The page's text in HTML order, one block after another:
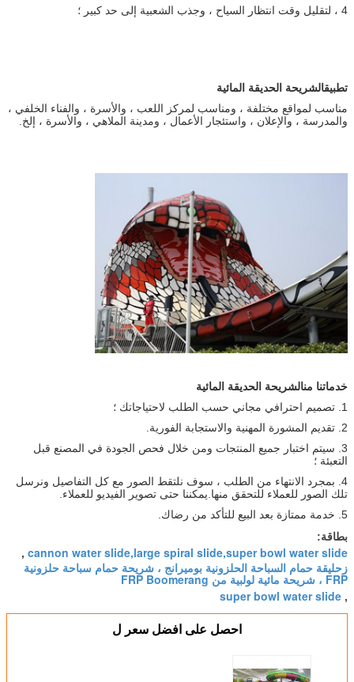
4 ، لتقليل وقت انتظار السياح ، وجذب الشعبية إلى حد كبير ؛
تطبيقالشريحة الحديقة المائية
مناسب لمواقع مختلفة ، ومناسب لمركز اللعب ، والأسرة ، والفناء الخلفي ،
والمدرسة ، والإعلان ، واستئجار الأعمال ، ومدينة الملاهي ، والأسرة ، إلخ.
خدماتنا منالشريحة الحديقة المائية
1. تصميم احترافي مجاني حسب الطلب لاحتياجاتك ؛
2. تقديم المشورة المهنية والاستجابة الفورية.
3. سيتم اختبار جميع المنتجات ومن خلال فحص الجودة في المصنع قبل
التعبئة ؛
4. بمجرد الانتهاء من الطلب ، سوف نلتقط الصور مع كل التفاصيل ونرسل
تلك الصور للعملاء للتحقق منها.يمكننا حتى تصوير الفيديو للعملاء.
5. خدمة ممتازة بعد البيع للتأكد من رضاك.
بطاقة:
cannon water slide,large spiral slide,super bowl water slide
,
زحليقة حمام السباحة الحلزونية بوميرانج ، شريحة حمام سباحة حلزونية
FRP ، شريحة مائية لولبية من FRP Boomerang
,
super bowl water slide
احصل على افضل سعر ل